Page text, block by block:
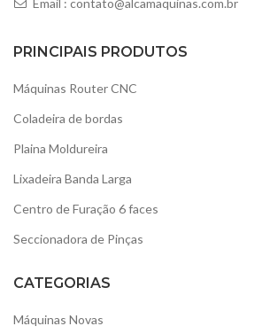
Email : contato@alcamaquinas.com.br
PRINCIPAIS PRODUTOS
Máquinas Router CNC
Coladeira de bordas
Plaina Moldureira
Lixadeira Banda Larga
Centro de Furação 6 faces
Seccionadora de Pinças
CATEGORIAS
Máquinas Novas